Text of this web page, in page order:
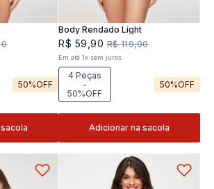
50%OFF
Body Rendado Light
R$ 59 ,90 R$ 119,90
Em até 1x sem juros
4 Peças
-
50%OFF
50%OFF
Adicionar na sacola